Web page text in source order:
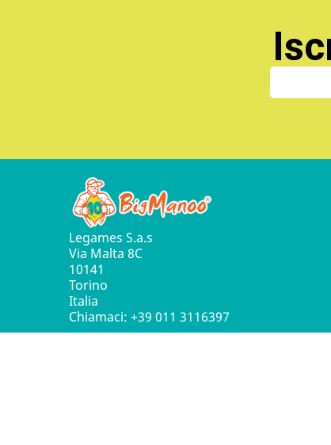
Legames S.a.s
Via Malta 8C
10141
Torino
Italia
Chiamaci: +39 011 3116397